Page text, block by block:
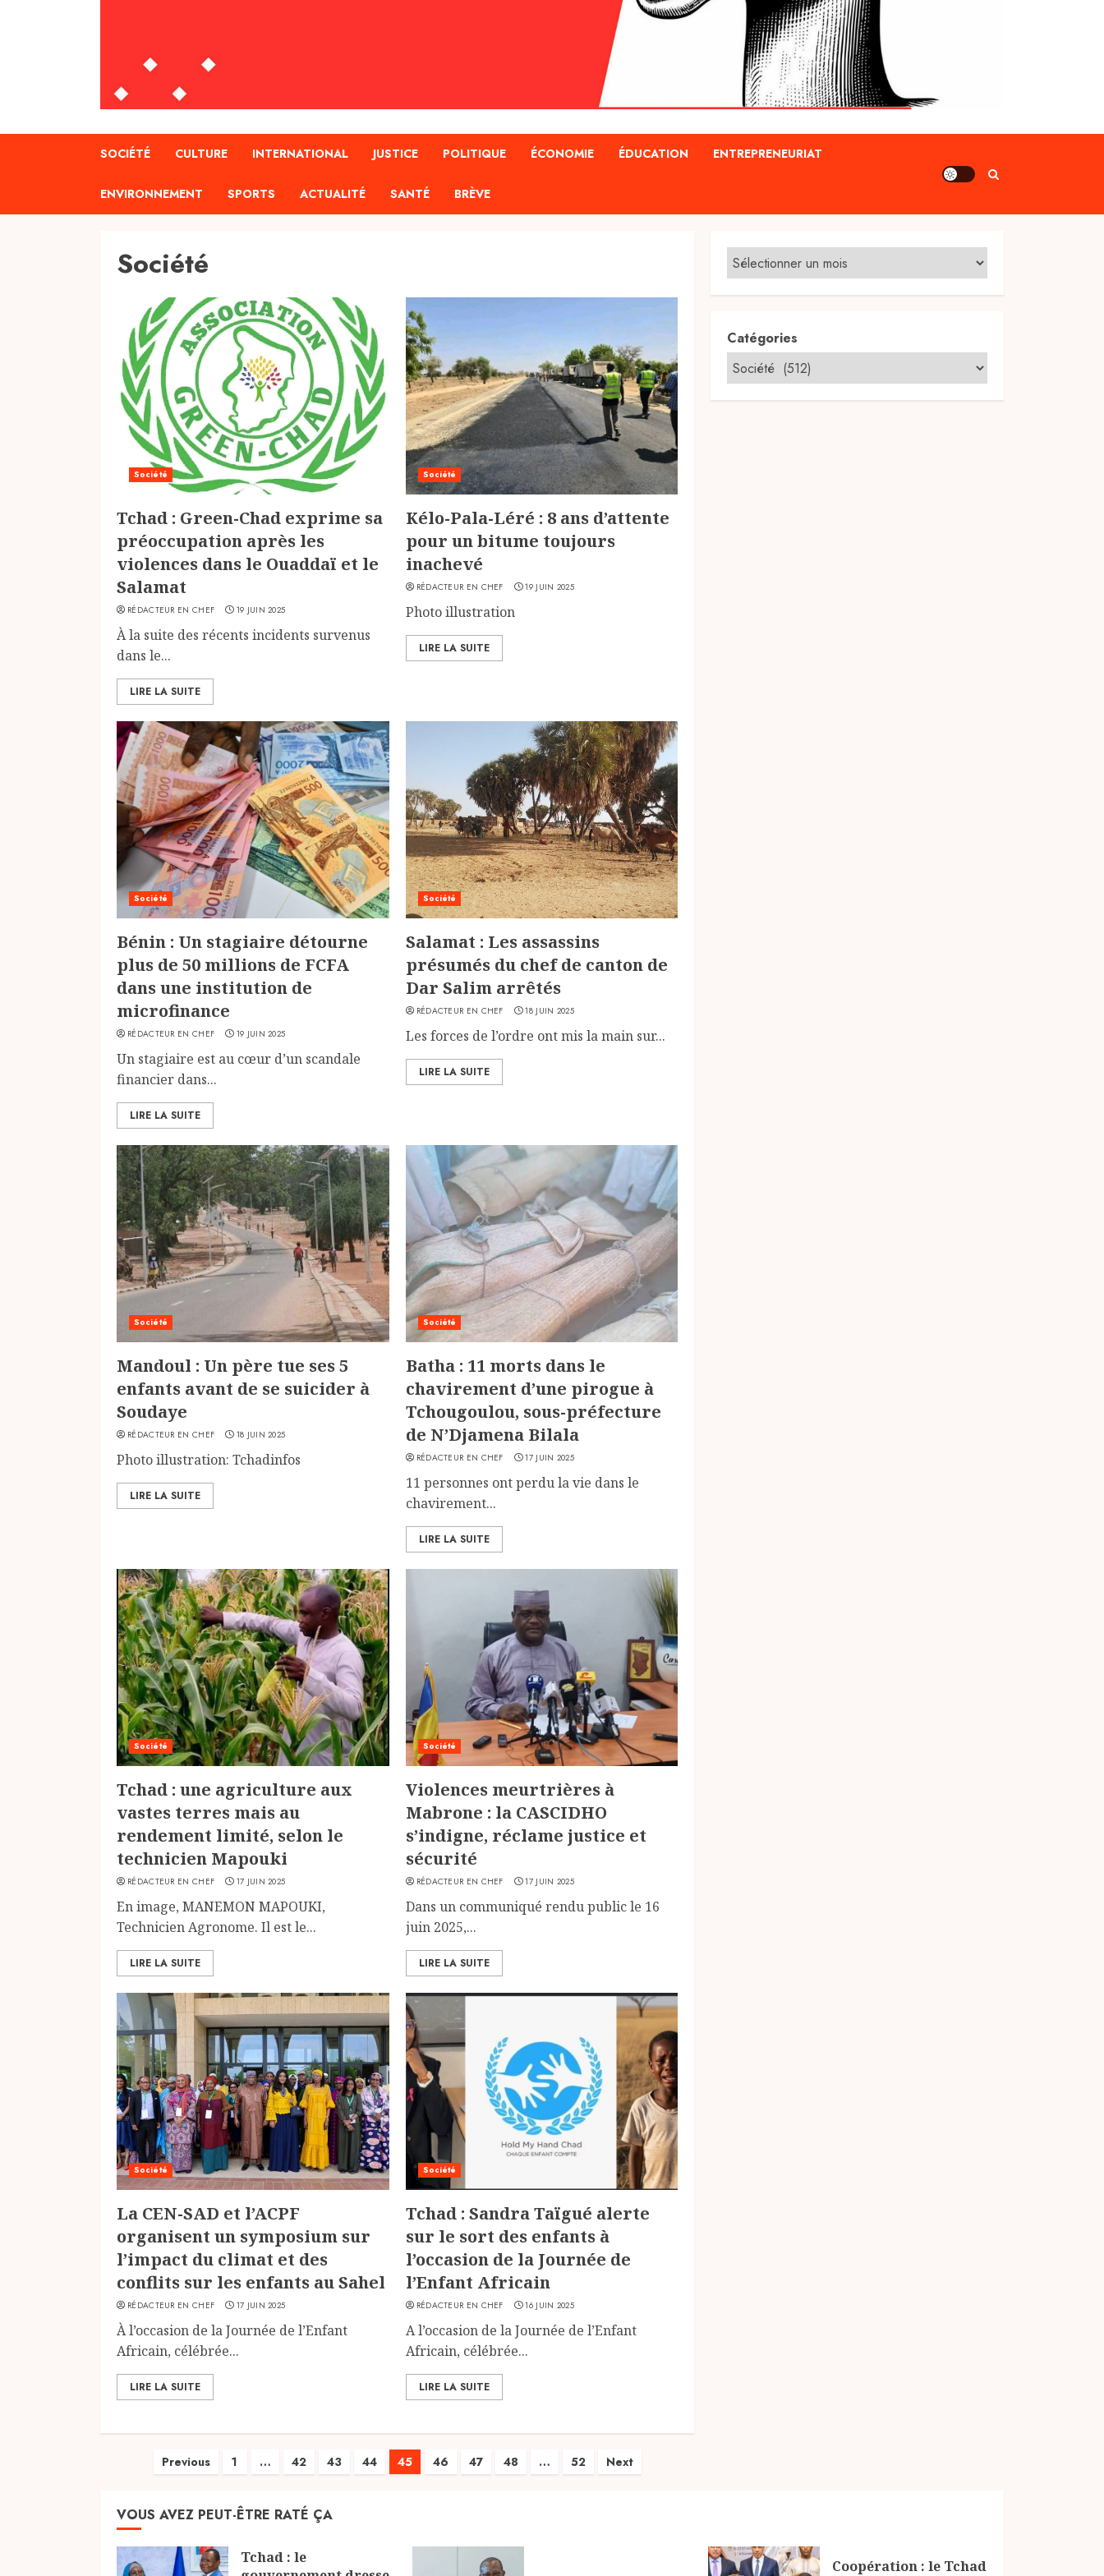
SOCIÉTÉ CULTURE INTERNATIONAL JUSTICE POLITIQUE ÉCONOMIE ÉDUCATION ENTREPRENEURIAT
ENVIRONNEMENT SPORTS ACTUALITÉ SANTÉ BRÈVE
Société
Société
Tchad : Green-Chad exprime sa
préoccupation après les
violences dans le Ouaddaï et le
Salamat
RÉDACTEUR EN CHEF 19 JUIN 2025
À la suite des récents incidents survenus
dans le...
LIRE LA SUITE
Société
Kélo-Pala-Léré : 8 ans d’attente
pour un bitume toujours
inachevé
RÉDACTEUR EN CHEF 19 JUIN 2025
Photo illustration
LIRE LA SUITE
Société
Bénin : Un stagiaire détourne
plus de 50 millions de FCFA
dans une institution de
microfinance
RÉDACTEUR EN CHEF 19 JUIN 2025
Un stagiaire est au cœur d’un scandale
financier dans...
LIRE LA SUITE
Société
Salamat : Les assassins
présumés du chef de canton de
Dar Salim arrêtés
RÉDACTEUR EN CHEF 18 JUIN 2025
Les forces de l’ordre ont mis la main sur...
LIRE LA SUITE
Société
Mandoul : Un père tue ses 5
enfants avant de se suicider à
Soudaye
RÉDACTEUR EN CHEF 18 JUIN 2025
Photo illustration: Tchadinfos
LIRE LA SUITE
Société
Batha : 11 morts dans le
chavirement d’une pirogue à
Tchougoulou, sous-préfecture
de N’Djamena Bilala
RÉDACTEUR EN CHEF 17 JUIN 2025
11 personnes ont perdu la vie dans le
chavirement...
LIRE LA SUITE
Société
Tchad : une agriculture aux
vastes terres mais au
rendement limité, selon le
technicien Mapouki
RÉDACTEUR EN CHEF 17 JUIN 2025
En image, MANEMON MAPOUKI,
Technicien Agronome. Il est le...
LIRE LA SUITE
Société
Violences meurtrières à
Mabrone : la CASCIDHO
s’indigne, réclame justice et
sécurité
RÉDACTEUR EN CHEF 17 JUIN 2025
Dans un communiqué rendu public le 16
juin 2025,...
LIRE LA SUITE
Société
La CEN-SAD et l’ACPF
organisent un symposium sur
l’impact du climat et des
conflits sur les enfants au Sahel
RÉDACTEUR EN CHEF 17 JUIN 2025
À l’occasion de la Journée de l’Enfant
Africain, célébrée...
LIRE LA SUITE
Société
Tchad : Sandra Taïgué alerte
sur le sort des enfants à
l’occasion de la Journée de
l’Enfant Africain
RÉDACTEUR EN CHEF 16 JUIN 2025
A l’occasion de la Journée de l’Enfant
Africain, célébrée...
LIRE LA SUITE
Pagination
publications
Previous 1 … 42 43 44 45 46 47 48 … 52 Next
Catégories
VOUS AVEZ PEUT-ÊTRE RATÉ ÇA
Tchad : le
Coopération : le Tchad